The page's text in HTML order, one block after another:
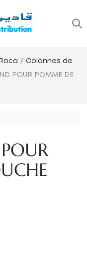
Roca Colonnes de
POUR POMME DE